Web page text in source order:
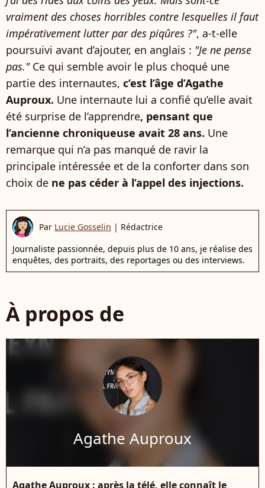
vraiment des choses horribles contre lesquelles il faut
impérativement lutter par des piqûres ?", a-t-elle
poursuivi avant d’ajouter, en anglais : "Je ne pense
pas." Ce qui semble avoir le plus choqué une
partie des internautes, c’est l’âge d’Agathe
Auproux. Une internaute lui a confié qu’elle avait
été surprise de l’apprendre, pensant que
l’ancienne chroniqueuse avait 28 ans. Une
remarque qui n’a pas manqué de ravir la
principale intéressée et de la conforter dans son
choix de ne pas céder à l’appel des injections.
Par Lucie Gosselin | Rédactrice
Journaliste passionnée, depuis plus de 10 ans, je réalise des
enquêtes, des portraits, des reportages ou des interviews.
À propos de
Agathe Auproux
Agathe Auproux : après la télé, elle connaît le